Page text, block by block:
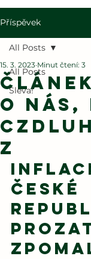
Příspěvek
All Posts
Sleva!
All Posts
o nás,
z
15. 3. 2023 Minut čtení: 3
České